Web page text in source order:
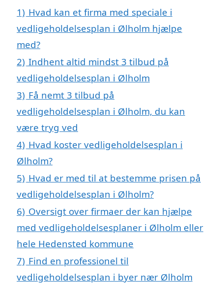
1) Hvad kan et firma med speciale i
vedligeholdelsesplan i Ølholm hjælpe
med?
2) Indhent altid mindst 3 tilbud på
vedligeholdelsesplan i Ølholm
3) Få nemt 3 tilbud på
vedligeholdelsesplan i Ølholm, du kan
være tryg ved
4) Hvad koster vedligeholdelsesplan i
Ølholm?
5) Hvad er med til at bestemme prisen på
vedligeholdelsesplan i Ølholm?
6) Oversigt over firmaer der kan hjælpe
med vedligeholdelsesplaner i Ølholm eller
hele Hedensted kommune
7) Find en professionel til
vedligeholdelsesplan i byer nær Ølholm